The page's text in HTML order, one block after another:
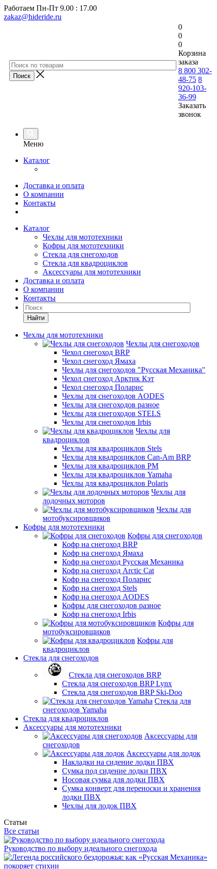
Работаем Пн-Пт 9.00 : 17.00
zakaz@hideride.ru
0
0
0
Корзина
заказа
8 800 302-
48-75 8
920-103-
36-99
Заказать
звонок
Меню
Каталог
Доставка и оплата
О компании
Контакты
Каталог
Чехлы для мототехники
Кофры для мототехники
Стекла для снегоходов
Стекла для квадроциклов
Аксессуары для мототехники
Доставка и оплата
О компании
Контакты
Найти
Чехлы для мототехники
Чехлы для снегоходов
Чехол снегоход BRP
Чехол снегоход Ямаха
Чехлы для снегоходов "Русская Механика"
Чехол снегоход Арктик Кэт
Чехол снегоход Поларис
Чехлы для снегоходов AODES
Чехлы для снегоходов разное
Чехлы для снегоходов STELS
Чехлы для снегоходов Irbis
Чехлы для
квадроциклов
Чехлы для квадроциклов Stels
Чехлы для квадроциклов Can-Am BRP
Чехлы для квадроциклов РМ
Чехлы для квадроциклов Yamaha
Чехлы для квадроциклов Polaris
Чехлы для
лодочных моторов
Чехлы для
мотобуксировщиков
Кофры для мототехники
Кофры для снегоходов
Кофр на снегоход BRP
Кофр на снегоход Ямаха
Кофр на снегоход Русская Механика
Кофр на снегоход Arctic Cat
Кофр на снегоход Поларис
Кофр на снегоход Stels
Кофр на снегоход AODES
Кофры для снегоходов разное
Кофр на снегоход Irbis
Кофры для
мотобуксировщиков
Кофры для
квадроциклов
Стекла для снегоходов
Стекла для снегоходов BRP
Стекла для снегоходов BRP Lynx
Стекла для снегоходов BRP Ski-Doo
Стекла для
снегоходов Yamaha
Стекла для квадроциклов
Аксессуары для мототехники
Аксессуары для
снегоходов
Аксессуары для лодок
Накладки на сидение лодки ПВХ
Сумка под сидение лодки ПВХ
Носовая сумка для лодки ПВХ
Сумка конверт для переноски и хранения
лодки ПВХ
Чехлы для лодок ПВХ
Статьи
Все статьи
Руководство по выбору идеального снегохода